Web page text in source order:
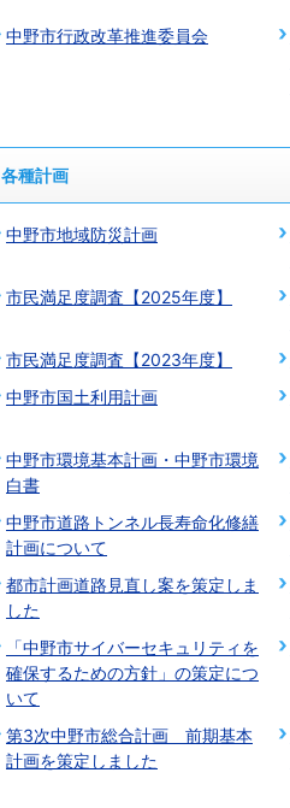
中野市行政改革推進委員会
各種計画
中野市地域防災計画
市民満足度調査【2025年度】
市民満足度調査【2023年度】
中野市国土利用計画
中野市環境基本計画・中野市環境
白書
中野市道路トンネル長寿命化修繕
計画について
都市計画道路見直し案を策定しま
した
「中野市サイバーセキュリティを
確保するための方針」の策定につ
いて
第3次中野市総合計画 前期基本
計画を策定しました